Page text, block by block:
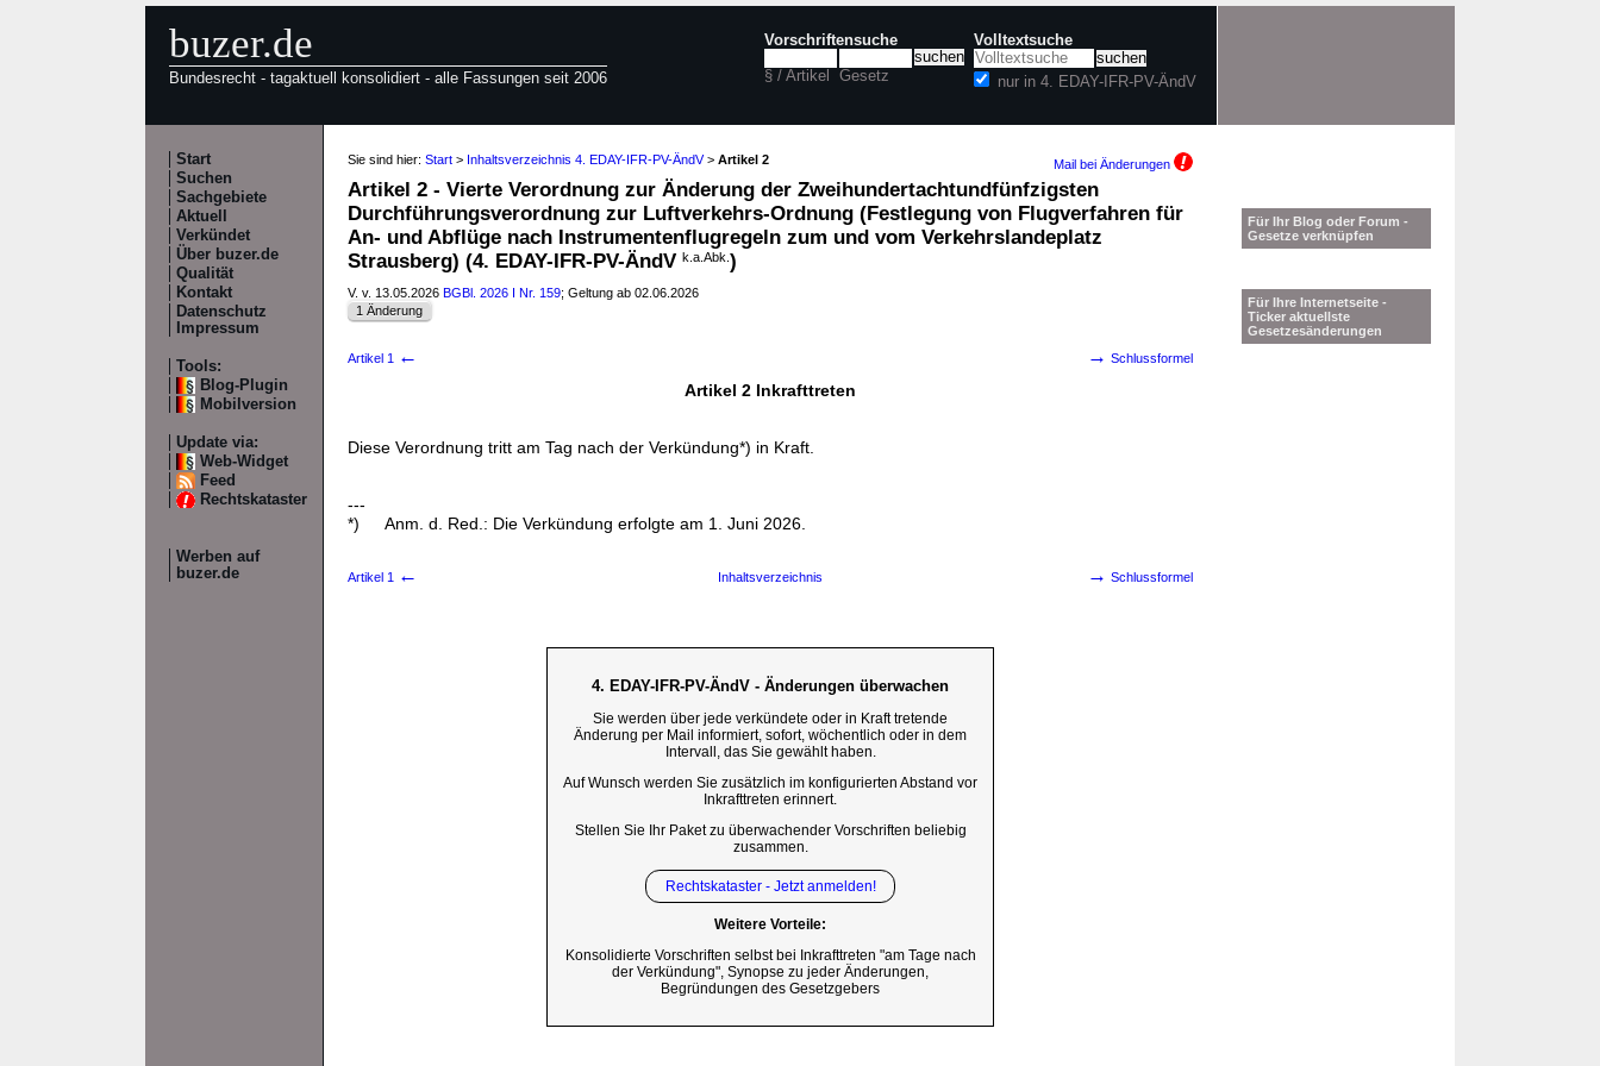
buzer.de
Bundesrecht - tagaktuell konsolidiert - alle Fassungen seit 2006
Vorschriftensuche
§ / Artikel Gesetz
Volltextsuche
nur in 4. EDAY-IFR-PV-ÄndV
Start
Suchen
Sachgebiete
Aktuell
Verkündet
Über buzer.de
Qualität
Kontakt
Datenschutz
Impressum
Tools:
Blog-Plugin
Mobilversion
Update via:
Web-Widget
Feed
Rechtskataster
Werben auf
buzer.de
Sie sind hier: Start > Inhaltsverzeichnis 4. EDAY-IFR-PV-ÄndV> Artikel 2 Mail bei Änderungen
Artikel 2 - Vierte Verordnung zur Änderung der Zweihundertachtundfünfzigsten
Durchführungsverordnung zur Luftverkehrs-Ordnung (Festlegung von Flugverfahren für
An- und Abflüge nach Instrumentenflugregeln zum und vom Verkehrslandeplatz
Strausberg) (4. EDAY-IFR-PV-ÄndV k.a.Abk. )
V. v. 13.05.2026 BGBl. 2026 I Nr. 159; Geltung ab 02.06.2026
1 Änderung
Artikel 1 ← → Schlussformel
Artikel 2 Inkrafttreten
Diese Verordnung tritt am Tag nach der Verkündung*) in Kraft.
---
*)
Anm. d. Red.: Die Verkündung erfolgte am 1. Juni 2026.
Artikel 1 ← Inhaltsverzeichnis → Schlussformel
4. EDAY-IFR-PV-ÄndV - Änderungen überwachen
Sie werden über jede verkündete oder in Kraft tretende
Änderung per Mail informiert, sofort, wöchentlich oder in dem
Intervall, das Sie gewählt haben.
Auf Wunsch werden Sie zusätzlich im konfigurierten Abstand vor
Inkrafttreten erinnert.
Stellen Sie Ihr Paket zu überwachender Vorschriften beliebig
zusammen.
Rechtskataster - Jetzt anmelden!
Weitere Vorteile:
Konsolidierte Vorschriften selbst bei Inkrafttreten "am Tage nach
der Verkündung", Synopse zu jeder Änderungen,
Begründungen des Gesetzgebers
Für Ihr Blog oder Forum -
Gesetze verknüpfen
Für Ihre Internetseite -
Ticker aktuellste
Gesetzesänderungen